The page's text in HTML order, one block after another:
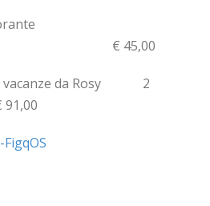
45,00
vacanze da Rosy 2